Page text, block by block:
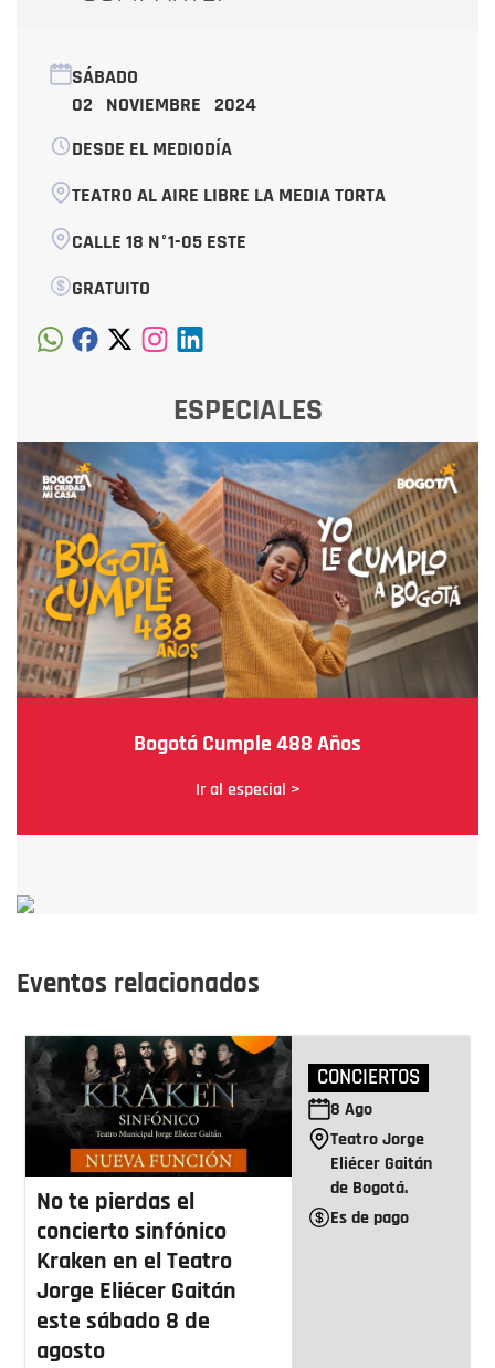
SÁBADO
02 NOVIEMBRE 2024
DESDE EL MEDIODÍA
TEATRO AL AIRE LIBRE LA MEDIA TORTA
CALLE 18 N°1-05 ESTE
GRATUITO
ESPECIALES
Bogotá Cumple 488 Años
Ir al especial >
Eventos relacionados
No te pierdas el
concierto sinfónico
Kraken en el Teatro
Jorge Eliécer Gaitán
este sábado 8 de
agosto
CONCIERTOS
8 Ago
Teatro Jorge
Eliécer Gaitán
de Bogotá.
Es de pago